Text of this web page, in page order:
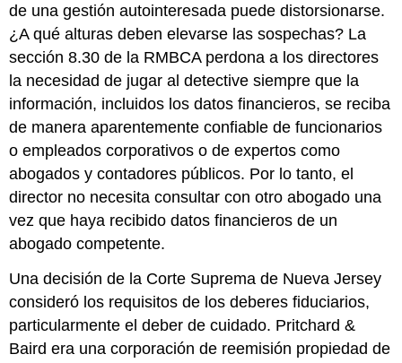
de una gestión autointeresada puede distorsionarse.
¿A qué alturas deben elevarse las sospechas? La
sección 8.30 de la RMBCA perdona a los directores
la necesidad de jugar al detective siempre que la
información, incluidos los datos financieros, se reciba
de manera aparentemente confiable de funcionarios
o empleados corporativos o de expertos como
abogados y contadores públicos. Por lo tanto, el
director no necesita consultar con otro abogado una
vez que haya recibido datos financieros de un
abogado competente.
Una decisión de la Corte Suprema de Nueva Jersey
consideró los requisitos de los deberes fiduciarios,
particularmente el deber de cuidado. Pritchard &
Baird era una corporación de reemisión propiedad de